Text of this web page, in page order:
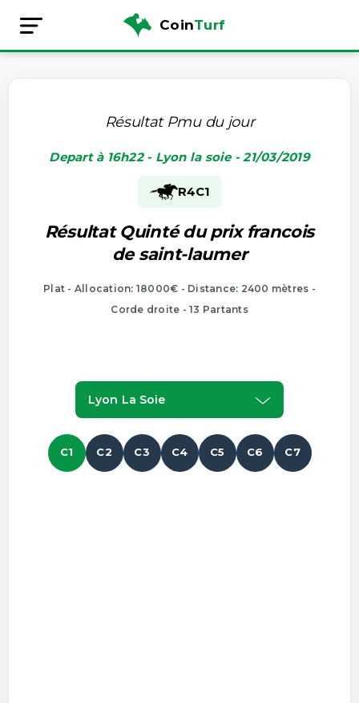
CoinTurf
Résultat Pmu du jour
Depart à 16h22 - Lyon la soie - 21/03/2019
R4C1
Résultat Quinté du prix francois
de saint-laumer
Plat - Allocation: 18000€ - Distance: 2400 mètres -
Corde droite - 13 Partants
Lyon La Soie
C1 C2 C3 C4 C5 C6 C7